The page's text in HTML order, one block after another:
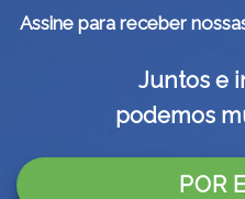
Assine para receber
Juntos e
podemos
POR